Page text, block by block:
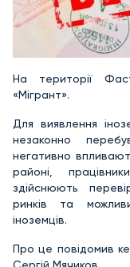
На території
«Мігрант».
Для виявлення
незаконно
негативно
районі,
здійснюють
ринків та
іноземців.
Про це повідомив